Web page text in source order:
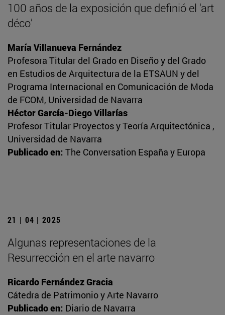
100 años de la exposición que definió el ‘art
déco’
María Villanueva Fernández
Profesora Titular del Grado en Diseño y del Grado
en Estudios de Arquitectura de la ETSAUN y del
Programa Internacional en Comunicación de Moda
de FCOM, Universidad de Navarra
Héctor García-Diego Villarías
Profesor Titular Proyectos y Teoría Arquitectónica ,
Universidad de Navarra
Publicado en: The Conversation España y Europa
21 | 04 | 2025
Algunas representaciones de la
Resurrección en el arte navarro
Ricardo Fernández Gracia
Cátedra de Patrimonio y Arte Navarro
Publicado en: Diario de Navarra